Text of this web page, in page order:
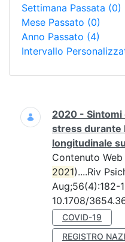
Settimana Passata (0)
Mese Passato (0)
Anno Passato (4)
Intervallo
Ricerca
2020 - Sintomi
stress durante
longitudinale
Contenuto Web
2021)....Riv
Aug;56(4):182-
10.1708/
COVID-19
REGISTRO